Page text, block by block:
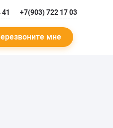
41 +7(903) 722 17 03
мне